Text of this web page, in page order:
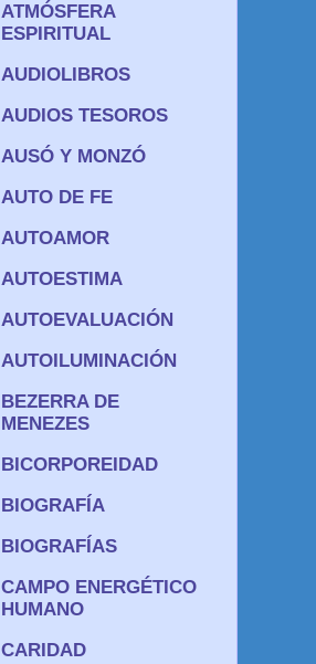
ATMÓSFERA
ESPIRITUAL
AUDIOLIBROS
AUDIOS TESOROS
AUSÓ Y MONZÓ
AUTO DE FE
AUTOAMOR
AUTOESTIMA
AUTOEVALUACIÓN
AUTOILUMINACIÓN
BEZERRA DE
MENEZES
BICORPOREIDAD
BIOGRAFÍA
BIOGRAFÍAS
CAMPO ENERGÉTICO
HUMANO
CARIDAD